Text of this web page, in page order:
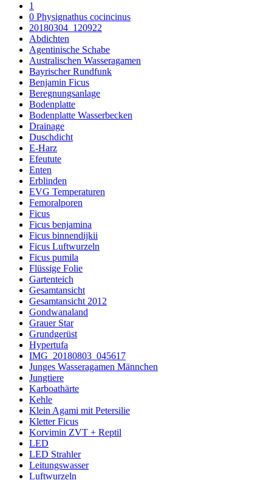
1
0 Physignathus cocincinus
20180304_120922
Abdichten
Agentinische Schabe
Australischen Wasseragamen
Bayrischer Rundfunk
Benjamin Ficus
Beregnungsanlage
Bodenplatte
Bodenplatte Wasserbecken
Drainage
Duschdicht
E-Harz
Efeutute
Enten
Erblinden
EVG Temperaturen
Femoralporen
Ficus
Ficus benjamina
Ficus binnendijkii
Ficus Luftwurzeln
Ficus pumila
Flüssige Folie
Gartenteich
Gesamtansicht
Gesamtansicht 2012
Gondwanaland
Grauer Star
Grundgerüst
Hypertufa
IMG_20180803_045617
Junges Wasseragamen Männchen
Jungtiere
Karboathärte
Kehle
Klein Agami mit Petersilie
Kletter Ficus
Korvimin ZVT + Reptil
LED
LED Strahler
Leitungswasser
Luftwurzeln